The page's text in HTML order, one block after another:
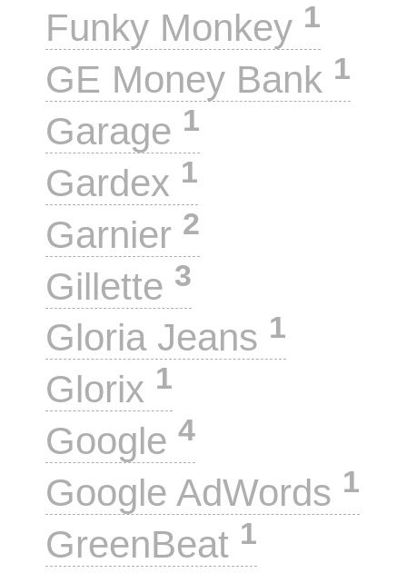
Funky Monkey 1
GE Money Bank 1
Garage 1
Gardex 1
Garnier 2
Gillette 3
Gloria Jeans 1
Glorix 1
Google 4
Google AdWords 1
GreenBeat 1